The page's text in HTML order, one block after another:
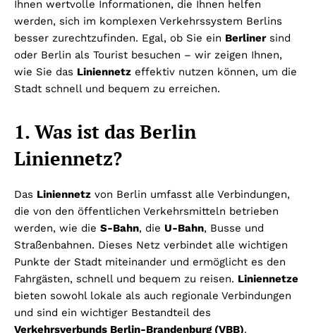
Ihnen wertvolle Informationen, die Ihnen helfen
werden, sich im komplexen Verkehrssystem Berlins
besser zurechtzufinden. Egal, ob Sie ein Berlinersind
oder Berlin als Tourist besuchen – wir zeigen Ihnen,
wie Sie das Liniennetz effektiv nutzen können, um die
Stadt schnell und bequem zu erreichen.
1. Was ist das Berlin
Liniennetz?
Das Liniennetz von Berlin umfasst alle Verbindungen,
die von den öffentlichen Verkehrsmitteln betrieben
werden, wie die S-Bahn, die U-Bahn, Busse und
Straßenbahnen. Dieses Netz verbindet alle wichtigen
Punkte der Stadt miteinander und ermöglicht es den
Fahrgästen, schnell und bequem zu reisen. Liniennetze
bieten sowohl lokale als auch regionale Verbindungen
und sind ein wichtiger Bestandteil des
Verkehrsverbunds Berlin-Brandenburg (VBB).